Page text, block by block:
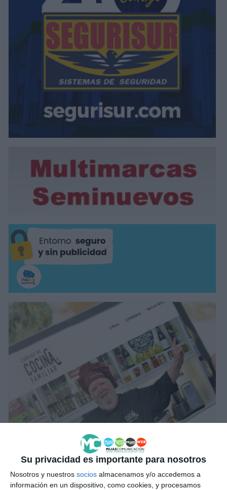
Su privacidad es importante para nosotros
Nosotros y nuestros socios almacenamos y/o accedemos a
información en un dispositivo, como cookies, y procesamos